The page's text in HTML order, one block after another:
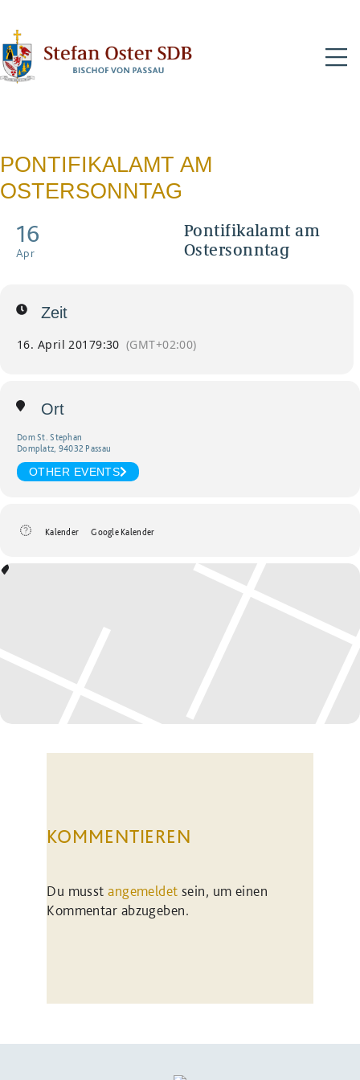
PONTIFIKALAMT AM
OSTERSONNTAG
16
Apr
Pontifikalamt am
Ostersonntag
Zeit
16. April 20179:30 (GMT+02:00)
Ort
Dom St. Stephan
Domplatz, 94032 Passau
OTHER EVENTS
Kalender Google Kalender
KOMMENTIEREN
Du musstangemeldet sein, um einen
Kommentar abzugeben.